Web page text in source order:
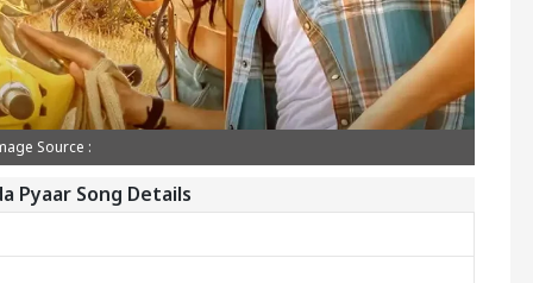
Source :
Pyaar Song Details